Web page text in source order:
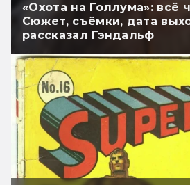
«Охота на Голлума»: всё
Сюжет, съёмки, дата
рассказал Гэндальф